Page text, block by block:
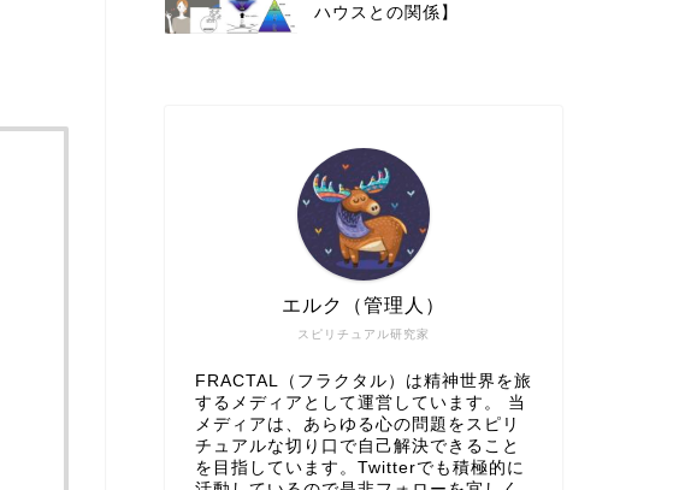
ハウスとの関係】
スピリチュアル研究家
エルク（管理人）
FRACTAL（フラクタル）は精神世界を旅
するメディアとして運営しています。 当
メディアは、あらゆる心の問題をスピリ
チュアルな切り口で自己解決できること
を目指しています。Twitterでも積極的に